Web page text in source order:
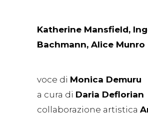
Katherine Mansfield,
Bachmann, Alice Munro
voce di Monica Demuru
a cura di Daria Deflorian
collaborazione artistica